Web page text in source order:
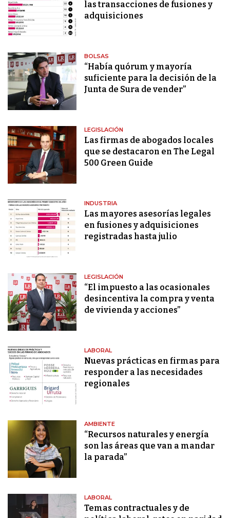
las transacciones de fusiones y
adquisiciones
BOLSAS
“Había quórum y mayoría
suficiente para la decisión de la
Junta de Sura de vender”
LEGISLACIÓN
Las firmas de abogados locales
que se destacaron en The Legal
500 Green Guide
INDUSTRIA
Las mayores asesorías legales
en fusiones y adquisiciones
registradas hasta julio
LEGISLACIÓN
“El impuesto a las ocasionales
desincentiva la compra y venta
de vivienda y acciones”
LABORAL
Nuevas prácticas en firmas para
responder a las necesidades
regionales
AMBIENTE
“Recursos naturales y energía
son las áreas que van a mandar
la parada”
LABORAL
Temas contractuales y de